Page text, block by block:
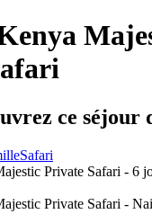
ce séjour
Safari